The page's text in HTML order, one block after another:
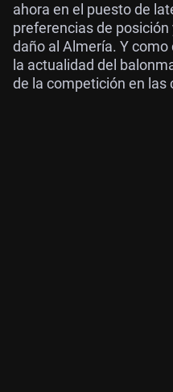
ahora en el puesto de
preferencias de
daño al Almería. Y
la actualidad del
de la competición en las